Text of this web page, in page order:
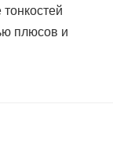
плюсов и